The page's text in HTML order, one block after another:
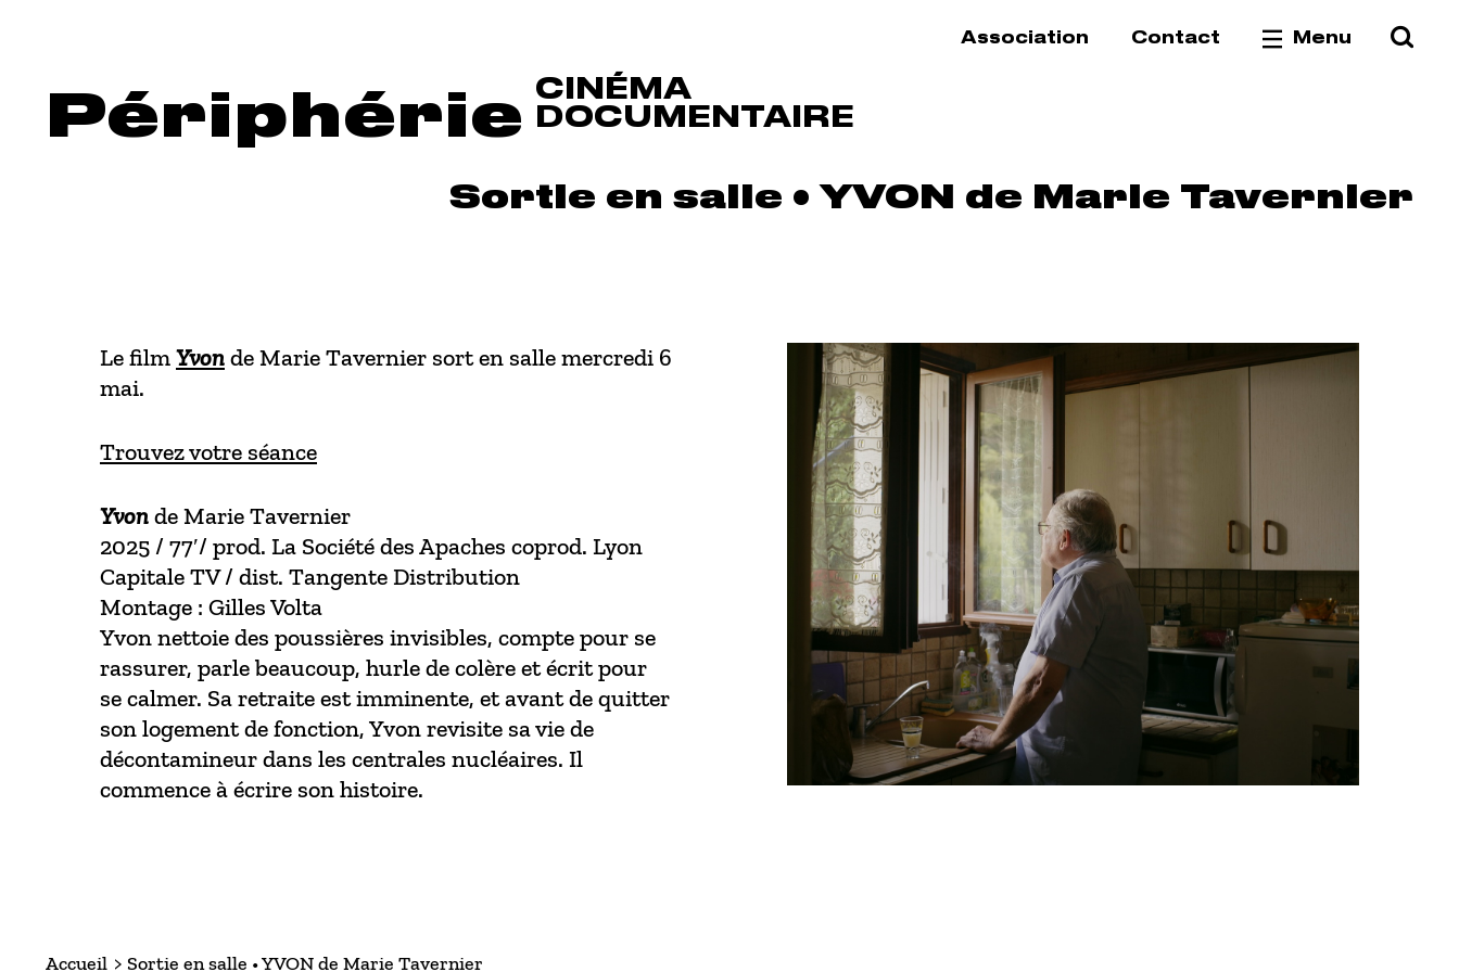
Périphérie CINÉMA
DOCUMENTAIRE
Association Contact Menu
Sortie en salle • YVON de Marie Tavernier
Le film Yvon de Marie Tavernier sort en salle mercredi 6
mai.
Trouvez votre séance
Yvon de Marie Tavernier
2025 / 77′/ prod. La Société des Apaches coprod. Lyon
Capitale TV / dist. Tangente Distribution
Montage : Gilles Volta
Yvon nettoie des poussières invisibles, compte pour se
rassurer, parle beaucoup, hurle de colère et écrit pour
se calmer. Sa retraite est imminente, et avant de quitter
son logement de fonction, Yvon revisite sa vie de
décontamineur dans les centrales nucléaires. Il
commence à écrire son histoire.
Accueil Sortie en salle • YVON de Marie Tavernier